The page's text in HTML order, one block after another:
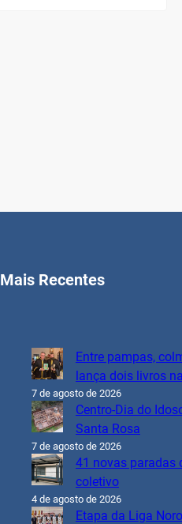
Mais Recentes
Entre pampas,
lança dois livros
7 de agosto de 2026
Centro-Dia do
Santa Rosa
7 de agosto de 2026
41 novas paradas
coletivo
4 de agosto de 2026
Etapa da Liga